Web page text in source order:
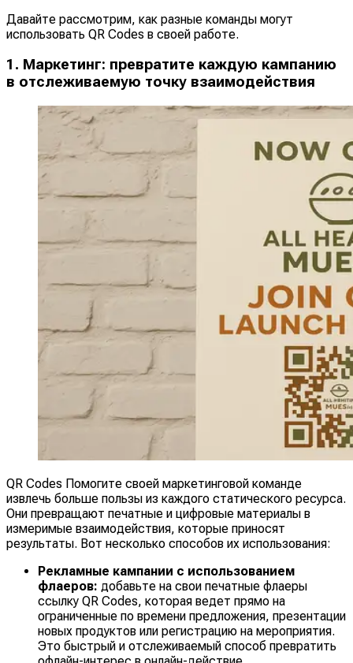
Давайте рассмотрим, как разные команды могут
использовать QR Codes в своей работе.
1. Маркетинг: превратите каждую кампанию
в отслеживаемую точку взаимодействия
QR Codes Помогите своей маркетинговой команде
извлечь больше пользы из каждого статического ресурса.
Они превращают печатные и цифровые материалы в
измеримые взаимодействия, которые приносят
результаты. Вот несколько способов их использования:
Рекламные кампании с использованием
флаеров: добавьте на свои печатные флаеры
ссылку QR Codes, которая ведет прямо на
ограниченные по времени предложения, презентации
новых продуктов или регистрацию на мероприятия.
Это быстрый и отслеживаемый способ превратить